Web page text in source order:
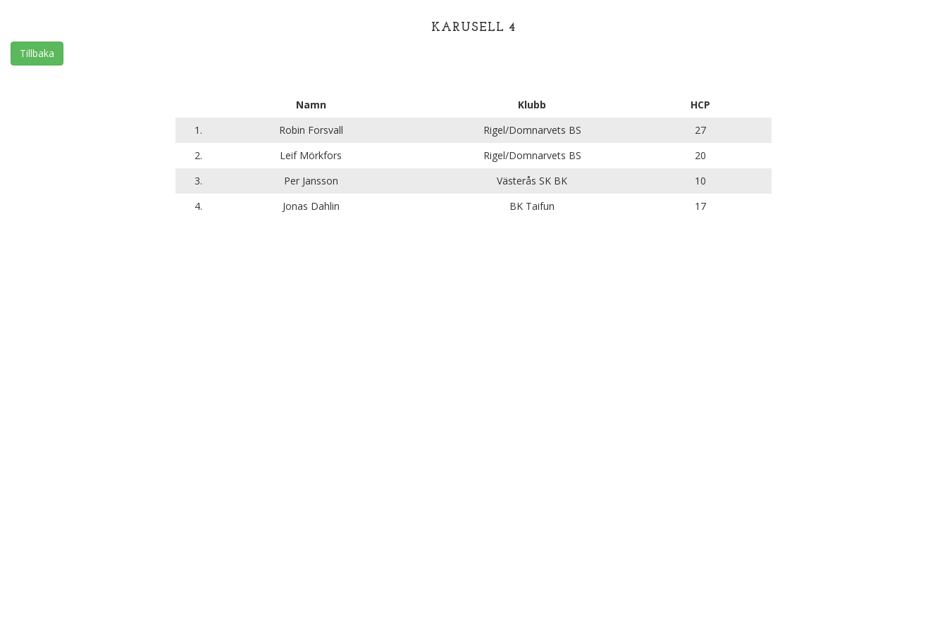
KARUSELL 4
Tillbaka
Namn Klubb
HCP
1.
Robin Forsvall Rigel/Domnarvets BS
27
2.
Leif Mörkfors Rigel/Domnarvets BS
20
3.
Per Jansson Västerås SK BK
10
4.
Jonas Dahlin BK Taifun 17